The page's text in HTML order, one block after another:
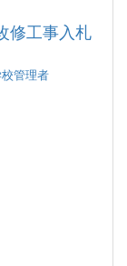
修工事入札
管理者